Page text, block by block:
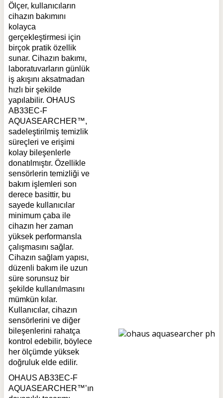
Ölçer, kullanıcıların
cihazın bakımını
kolayca
gerçekleştirmesi için
birçok pratik özellik
sunar. Cihazın bakımı,
laboratuvarların günlük
iş akışını aksatmadan
hızlı bir şekilde
yapılabilir. OHAUS
AB33EC-F
AQUASEARCHER™,
sadeleştirilmiş temizlik
süreçleri ve erişimi
kolay bileşenlerle
donatılmıştır. Özellikle
sensörlerin temizliği ve
bakım işlemleri son
derece basittir, bu
sayede kullanıcılar
minimum çaba ile
cihazın her zaman
yüksek performansla
çalışmasını sağlar.
Cihazın sağlam yapısı,
düzenli bakım ile uzun
süre sorunsuz bir
şekilde kullanılmasını
mümkün kılar.
Kullanıcılar, cihazın
sensörlerini ve diğer
bileşenlerini rahatça
kontrol edebilir, böylece
her ölçümde yüksek
doğruluk elde edilir.
OHAUS AB33EC-F
AQUASEARCHER™’ın